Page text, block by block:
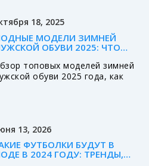
18, 2025
МОДЕЛИ ЗИМНЕЙ
ОБУВИ 2025: ЧТО
топовых моделей зимней
обуви 2025 года, как
13, 2026
ФУТБОЛКИ БУДУТ В
В 2024 ГОДУ: ТРЕНДЫ,